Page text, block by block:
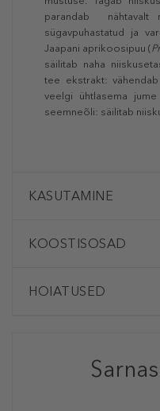
parandab nähtavalt
sügavpuhastatud ja
Jaapani aprikoosipuu (
säilitab naha
tee ekstrakt:
veelgi ühtlasema
seemneõli: säilitab
KASUTAMINE
KOOSTISOSAD
HOIATUSED